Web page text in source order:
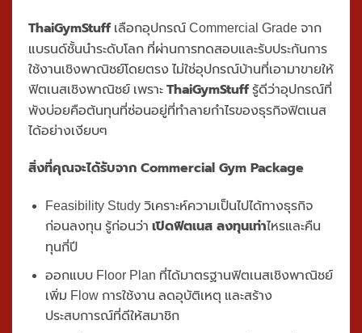
ThaiGymStuffเลือกอุปกรณ์ Commercial Grade จาก
แบรนด์ชั้นนำระดับโลก ที่ผ่านการทดสอบและรับประกันการ
ใช้งานเชิงพาณิชย์โดยตรง ไม่ใช่อุปกรณ์บ้านที่เอามาขายให้
ฟิตเนสเชิงพาณิชย์ เพราะ ThaiGymStuffรู้ดีว่าอุปกรณ์ที่
พังบ่อยคือต้นทุนที่ซ่อนอยู่ที่ทำลายกำไรของธุรกิจฟิตเนส
ได้อย่างเงียบๆ
สิ่งที่คุณจะได้รับจาก Commercial Gym Package
Feasibility Study วิเคราะห์ความเป็นไปได้ทางธุรกิจ
ก่อนลงทุน รู้ก่อนว่า เปิดฟิตเนส ลงทุนเท่าไหรและคืน
ทุนกี่ปี
ออกแบบ Floor Plan ที่ได้มาตรฐานฟิตเนสเชิงพาณิชย์
เพิ่ม Flow การใช้งาน ลดอุบัติเหตุ และสร้าง
ประสบการณ์ที่ดีให้สมาชิก